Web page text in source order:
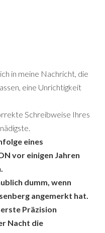
in meine Nachricht, die
eine Unrichtigkeit
Schreibweise Ihres
eines
vor einigen Jahren
dumm, wenn
angemerkt hat.
Präzision
Nacht die